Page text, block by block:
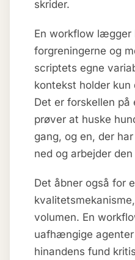
skrider.
En workflow lægger
forgreningerne og
scriptets egne
kontekst holder kun
Det er forskellen på
prøver at huske
gang, og en, der
ned og arbejder
Det åbner også for
volumen. En
uafhængige
hinandens fund